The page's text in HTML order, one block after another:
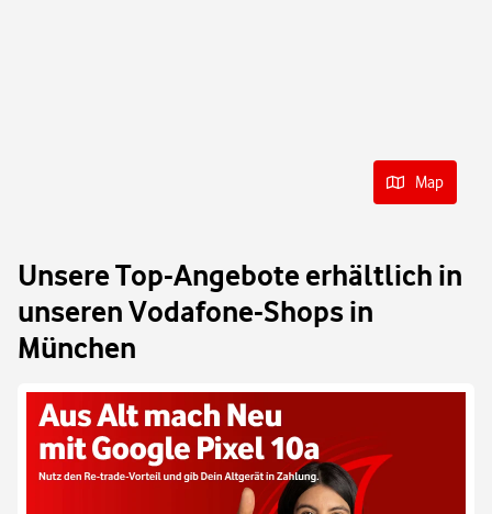
Map
Unsere Top-Angebote erhältlich in
unseren Vodafone-Shops in
München